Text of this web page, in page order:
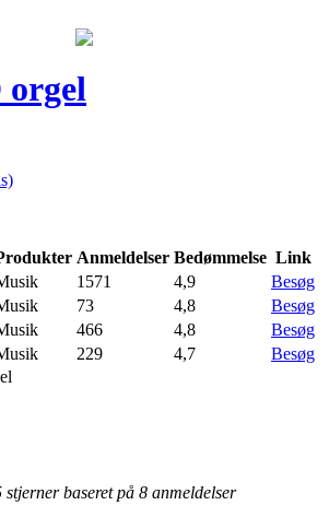
orgel
Anmeldelser Bedømmelse Link
1571 4,9
Besøg
73 4,8
Besøg
466 4,8
Besøg
229 4,7
Besøg
stjerner baseret på 8 anmeldelser